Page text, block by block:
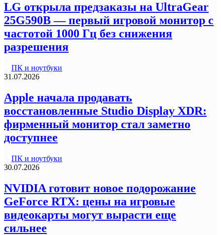
LG открыла предзаказы на UltraGear
25G590B — первый игровой монитор с
частотой 1000 Гц без снижения
разрешения
ПК и ноутбуки
31.07.2026
Apple начала продавать
восстановленные Studio Display XDR:
фирменный монитор стал заметно
доступнее
ПК и ноутбуки
30.07.2026
NVIDIA готовит новое подорожание
GeForce RTX: цены на игровые
видеокарты могут вырасти еще
сильнее